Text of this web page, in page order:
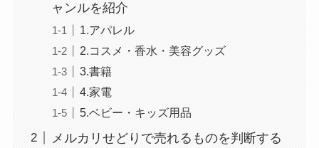
ャンルを紹介
1.アパレル
2.コスメ・香水・美容グッズ
3.書籍
4.家電
5.ベビー・キッズ用品
メルカリせどりで売れるものを判断する